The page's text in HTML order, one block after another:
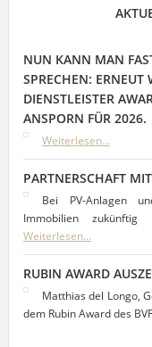
NUN KANN MAN
SPRECHEN:
DIENSTLEISTER
ANSPORN FÜR 2026.
Weiterlesen...
PARTNERSCHAFT
Bei PV-Anlagen
Immobilien
Weiterlesen...
RUBIN AWARD
Matthias del Longo,
dem Rubin Award des